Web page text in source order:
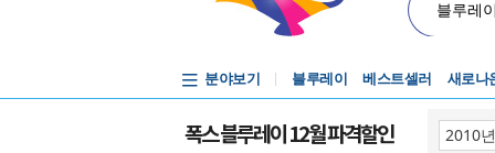
블루레
분야보기 블루레이 베스트셀러 새로나
폭스 블루레이 12월 파격할인